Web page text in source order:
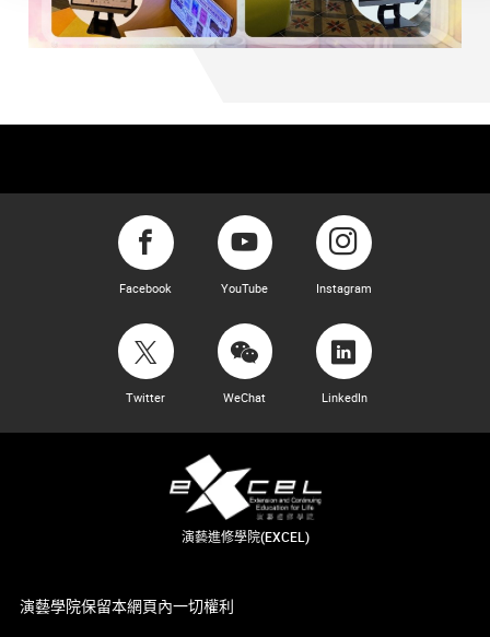
Facebook YouTube Instagram
Twitter WeChat LinkedIn
演藝進修學院(EXCEL)
演藝學院保留本網頁內一切權利